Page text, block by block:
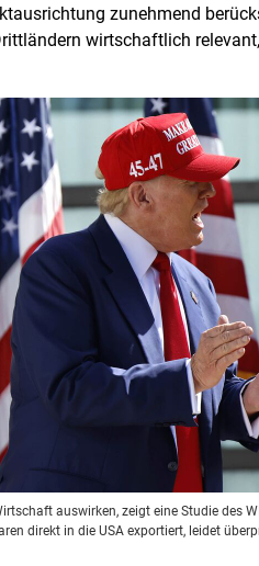
zunehmend
wirtschaftlich
auswirken, zeigt eine Studie des
direkt in die USA exportiert, leidet